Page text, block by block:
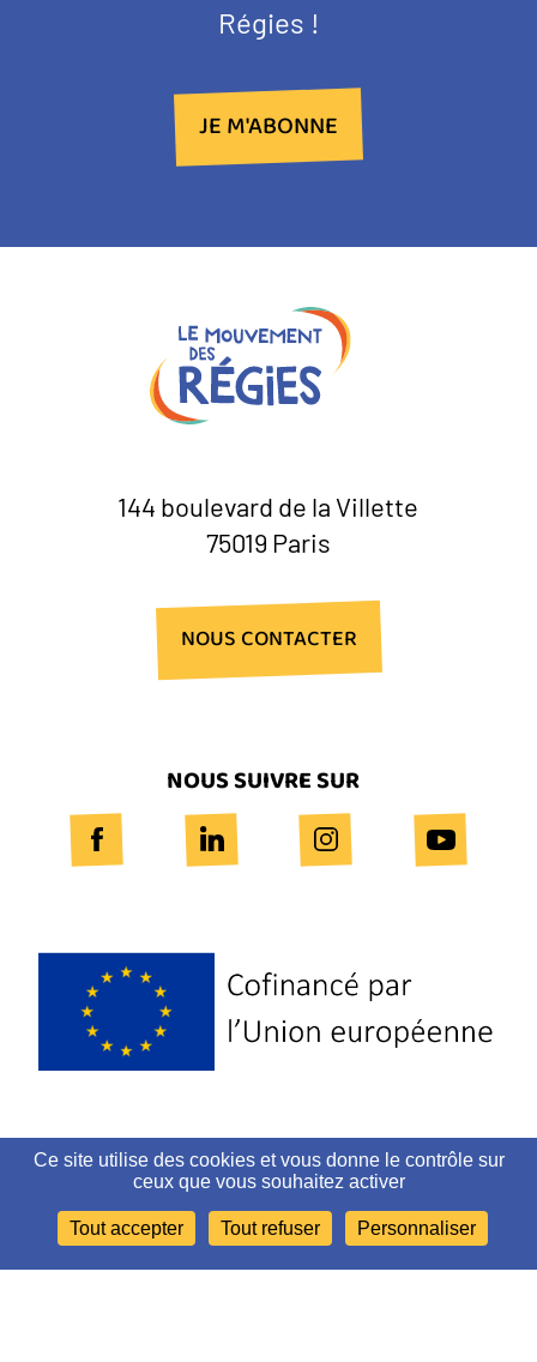
Régies !
JE M'ABONNE
NOUS CONTACTER
144 boulevard de la Villette
75019 Paris
NOUS SUIVRE SUR
Logo
Europe
PLAN DU SITE
MENTIONS LÉGALES ET CRÉDITS
Ce site utilise des cookies et vous donne le contrôle sur
ceux que vous souhaitez activer
Tout accepter Tout refuser Personnaliser